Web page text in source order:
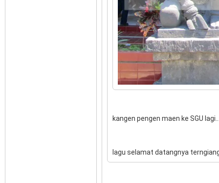
kangen pengen maen ke SGU
lagu selamat datangnya